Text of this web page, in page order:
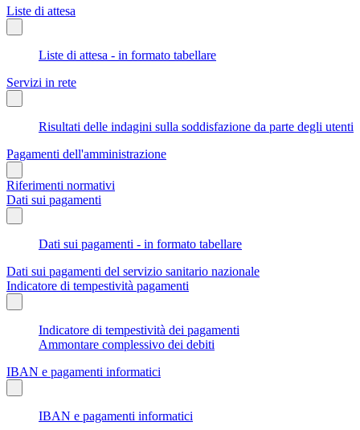
Liste di attesa
Liste di attesa - in formato tabellare
Servizi in rete
Risultati delle indagini sulla soddisfazione da parte degli utenti
Pagamenti dell'amministrazione
Riferimenti normativi
Dati sui pagamenti
Dati sui pagamenti - in formato tabellare
Dati sui pagamenti del servizio sanitario nazionale
Indicatore di tempestività pagamenti
Indicatore di tempestività dei pagamenti
Ammontare complessivo dei debiti
IBAN e pagamenti informatici
IBAN e pagamenti informatici